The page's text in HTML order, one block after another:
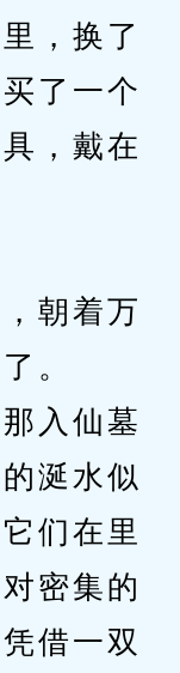
，换了
了一个
，戴在
朝着万
。
入仙墓
涎水似
们在里
密集的
借一双